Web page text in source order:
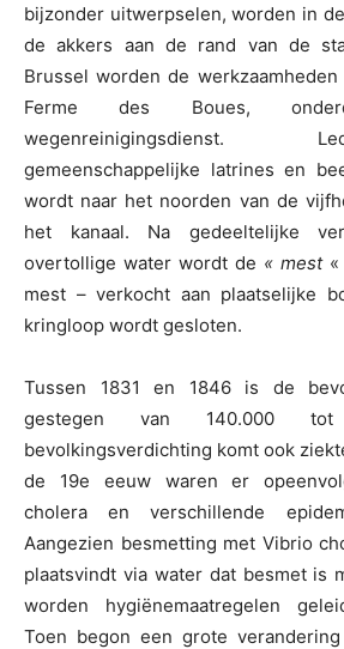
bijzonder uitwerpselen, worden in
de akkers aan de rand van de
Brussel worden de
Ferme des Boues,
wegenreinigingsdienst.
gemeenschappelijke latrines en
wordt naar het noorden van de
het kanaal. Na gedeeltelijke
overtollige water wordt de « mest
mest – verkocht aan plaatselijke
kringloop wordt gesloten.
Tussen 1831 en 1846 is de
gestegen van 140.000
bevolkingsverdichting komt ook
de 19e eeuw waren er
cholera en verschillende
Aangezien besmetting met Vibrio
plaatsvindt via water dat besmet is
worden hygiënemaatregelen
Toen begon een grote